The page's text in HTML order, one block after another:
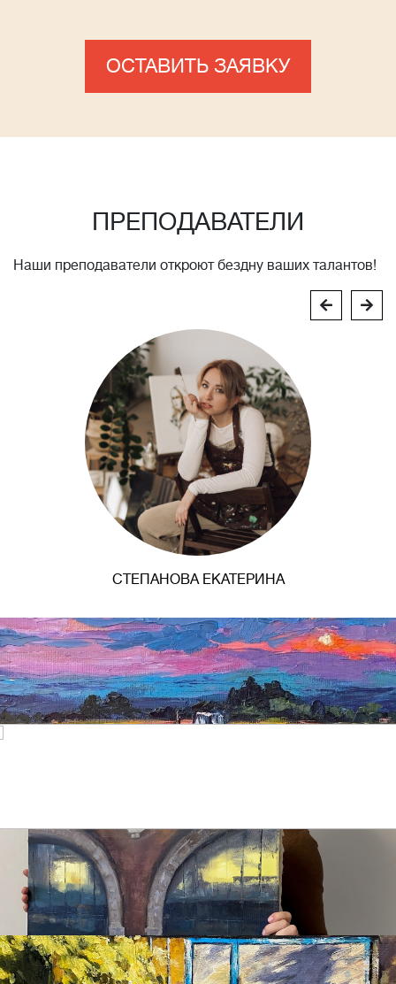
ОСТАВИТЬ ЗАЯВКУ
ПРЕПОДАВАТЕЛИ
Наши преподаватели откроют бездну ваших талантов!
СТЕПАНОВА ЕКАТЕРИНА